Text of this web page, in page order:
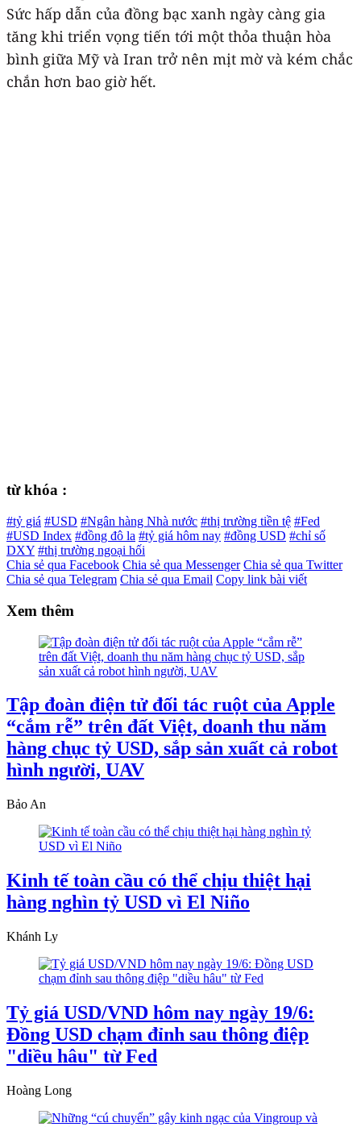
Sức hấp dẫn của đồng bạc xanh ngày càng gia
tăng khi triển vọng tiến tới một thỏa thuận hòa
bình giữa Mỹ và Iran trở nên mịt mờ và kém chắc
chắn hơn bao giờ hết.
từ khóa :
#tỷ giá #USD #Ngân hàng Nhà nước #thị trường tiền tệ #Fed
#USD Index #đồng đô la #tỷ giá hôm nay #đồng USD #chỉ số
DXY #thị trường ngoại hối
Chia sẻ qua Facebook Chia sẻ qua Messenger Chia sẻ qua Twitter
Chia sẻ qua Telegram Chia sẻ qua Email Copy link bài viết
Xem thêm
Tập đoàn điện tử đối tác ruột của Apple
“cắm rễ” trên đất Việt, doanh thu năm
hàng chục tỷ USD, sắp sản xuất cả robot
hình người, UAV
Bảo An
Kinh tế toàn cầu có thể chịu thiệt hại
hàng nghìn tỷ USD vì El Niño
Khánh Ly
Tỷ giá USD/VND hôm nay ngày 19/6:
Đồng USD chạm đỉnh sau thông điệp
"diều hâu" từ Fed
Hoàng Long